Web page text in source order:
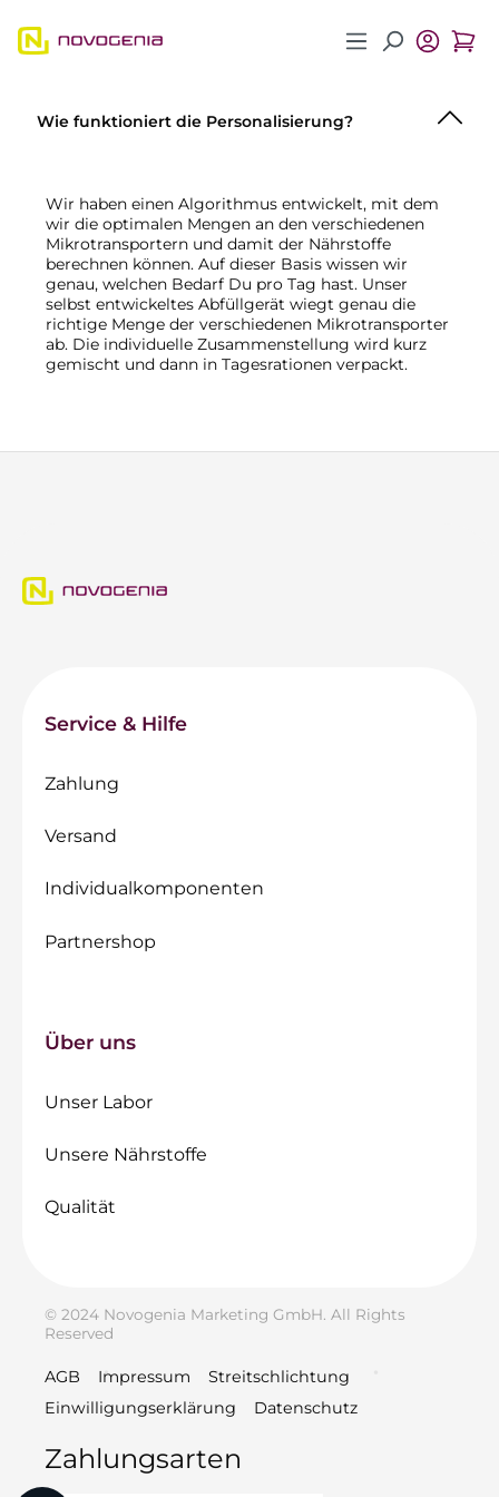
Zum Hauptinhalt springen
Wie funktioniert die Personalisierung?
Wir haben einen Algorithmus entwickelt, mit dem
wir die optimalen Mengen an den verschiedenen
Mikrotransportern und damit der Nährstoffe
berechnen können. Auf dieser Basis wissen wir
genau, welchen Bedarf Du pro Tag hast. Unser
selbst entwickeltes Abfüllgerät wiegt genau die
richtige Menge der verschiedenen Mikrotransporter
ab. Die individuelle Zusammenstellung wird kurz
gemischt und dann in Tagesrationen verpackt.
Service & Hilfe
Zahlung
Versand
Individualkomponenten
Partnershop
Über uns
Unser Labor
Unsere Nährstoffe
Qualität
© 2024 Novogenia Marketing GmbH. All Rights
Reserved
AGB Impressum
Streitschlichtung
Einwilligungserklärung
Datenschutz
Zahlungsarten